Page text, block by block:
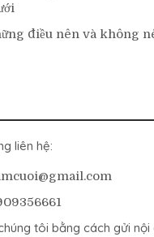
điều nên và không
liên hệ:
tôi bằng cách gửi nội